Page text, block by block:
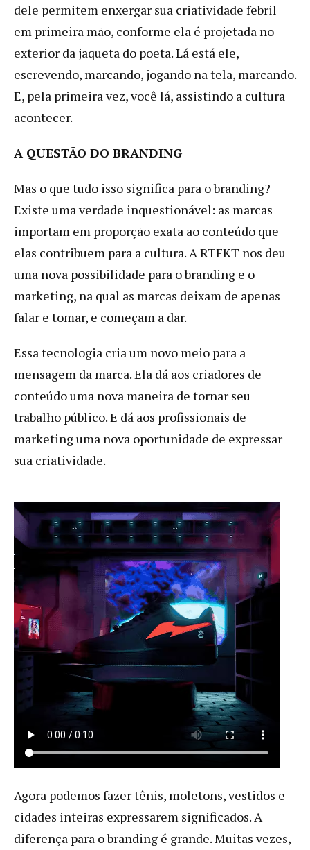
dele permitem enxergar sua criatividade febril
em primeira mão, conforme ela é projetada no
exterior da jaqueta do poeta. Lá está ele,
escrevendo, marcando, jogando na tela, marcando.
E, pela primeira vez, você lá, assistindo a cultura
acontecer.
A QUESTÃO DO BRANDING
Mas o que tudo isso significa para o branding?
Existe uma verdade inquestionável: as marcas
importam em proporção exata ao conteúdo que
elas contribuem para a cultura. A RTFKT nos deu
uma nova possibilidade para o branding e o
marketing, na qual as marcas deixam de apenas
falar e tomar, e começam a dar.
Essa tecnologia cria um novo meio para a
mensagem da marca. Ela dá aos criadores de
conteúdo uma nova maneira de tornar seu
trabalho público. E dá aos profissionais de
marketing uma nova oportunidade de expressar
sua criatividade.
Agora podemos fazer tênis, moletons, vestidos e
cidades inteiras expressarem significados. A
diferença para o branding é grande. Muitas vezes,